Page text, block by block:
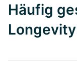
Häufig